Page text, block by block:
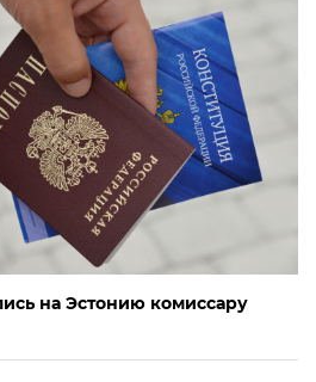
на Эстонию комиссару